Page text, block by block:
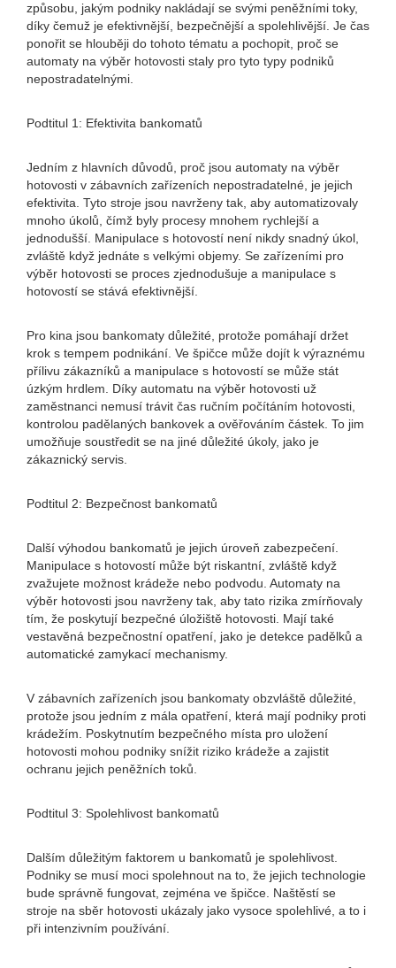
způsobu, jakým podniky nakládají se svými peněžními toky,
díky čemuž je efektivnější, bezpečnější a spolehlivější. Je čas
ponořit se hlouběji do tohoto tématu a pochopit, proč se
automaty na výběr hotovosti staly pro tyto typy podniků
nepostradatelnými.
Podtitul 1: Efektivita bankomatů
Jedním z hlavních důvodů, proč jsou automaty na výběr
hotovosti v zábavních zařízeních nepostradatelné, je jejich
efektivita. Tyto stroje jsou navrženy tak, aby automatizovaly
mnoho úkolů, čímž byly procesy mnohem rychlejší a
jednodušší. Manipulace s hotovostí není nikdy snadný úkol,
zvláště když jednáte s velkými objemy. Se zařízeními pro
výběr hotovosti se proces zjednodušuje a manipulace s
hotovostí se stává efektivnější.
Pro kina jsou bankomaty důležité, protože pomáhají držet
krok s tempem podnikání. Ve špičce může dojít k výraznému
přílivu zákazníků a manipulace s hotovostí se může stát
úzkým hrdlem. Díky automatu na výběr hotovosti už
zaměstnanci nemusí trávit čas ručním počítáním hotovosti,
kontrolou padělaných bankovek a ověřováním částek. To jim
umožňuje soustředit se na jiné důležité úkoly, jako je
zákaznický servis.
Podtitul 2: Bezpečnost bankomatů
Další výhodou bankomatů je jejich úroveň zabezpečení.
Manipulace s hotovostí může být riskantní, zvláště když
zvažujete možnost krádeže nebo podvodu. Automaty na
výběr hotovosti jsou navrženy tak, aby tato rizika zmírňovaly
tím, že poskytují bezpečné úložiště hotovosti. Mají také
vestavěná bezpečnostní opatření, jako je detekce padělků a
automatické zamykací mechanismy.
V zábavních zařízeních jsou bankomaty obzvláště důležité,
protože jsou jedním z mála opatření, která mají podniky proti
krádežím. Poskytnutím bezpečného místa pro uložení
hotovosti mohou podniky snížit riziko krádeže a zajistit
ochranu jejich peněžních toků.
Podtitul 3: Spolehlivost bankomatů
Dalším důležitým faktorem u bankomatů je spolehlivost.
Podniky se musí moci spolehnout na to, že jejich technologie
bude správně fungovat, zejména ve špičce. Naštěstí se
stroje na sběr hotovosti ukázaly jako vysoce spolehlivé, a to i
při intenzivním používání.